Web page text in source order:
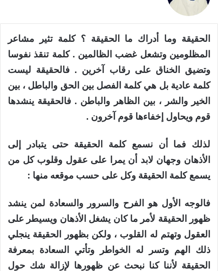
الحقيقة وما أدراك ما الحقيقة ؟ كلمة تثير مشاعر
المظلومين وتشعل غضب الظالمين . كلمة تنقذ نفوسا
وتضيق الخناق على رقاب آخرين . فالحقيقة ليست
كلمة عادية بل هي كلمة الفصل بين الحق والباطل ، بين
الخير والشر ، بين الظاهر والباطن . فالحقيقة ينشدها
قوم ويحاول إخفاءها قوم آخرون .
لذلك فما أن نسمع كلمة الحقيقة حتى يتبادر إلى
الأذهان وجهان لابد أن يمرا على عقول وقلوب كل من
يسمع كلمة الحقيقة وكل على حسب موقعه منها :
فالوجه الأول هو الفرح والسرور والسعادة لمن ينشد
ظهور الحقيقة لأمر ما كان يشغل الأذهان ويسيطر على
العقول وتهتم له القلوب ، ولكن بظهور الحقيقة ينجلي
ذلك الهم وتسر له الخواطر وتأتي السعادة بمعرفة
الحقيقة لأننا كنا نبحث عن ظهورها لإزالة شك حول